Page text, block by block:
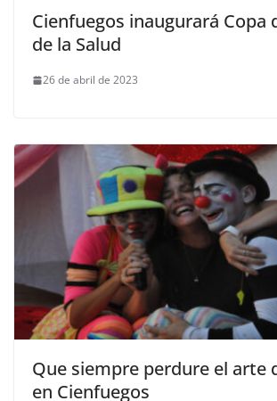
Cienfuegos inaugurará Copa
de la Salud
26 de abril de 2023
Que siempre perdure el arte
en Cienfuegos